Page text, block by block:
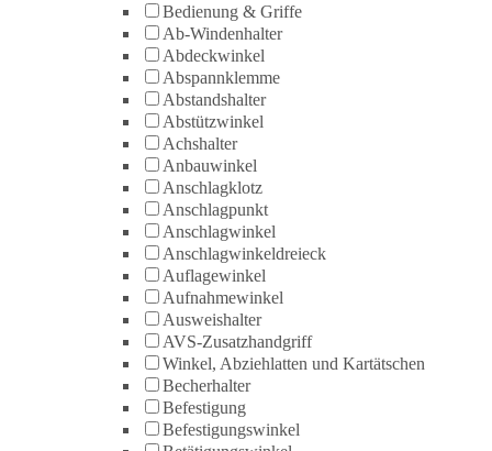
Bedienung & Griffe
Ab-Windenhalter
Abdeckwinkel
Abspannklemme
Abstandshalter
Abstützwinkel
Achshalter
Anbauwinkel
Anschlagklotz
Anschlagpunkt
Anschlagwinkel
Anschlagwinkeldreieck
Auflagewinkel
Aufnahmewinkel
Ausweishalter
AVS-Zusatzhandgriff
Winkel, Abziehlatten und Kartätschen
Becherhalter
Befestigung
Befestigungswinkel